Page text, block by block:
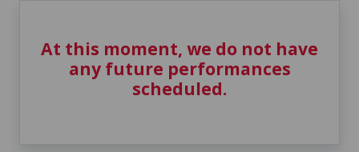
At this moment, we do not have
any future performances
scheduled.